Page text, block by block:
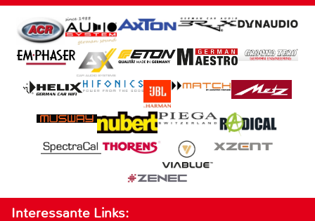
Interessante Links: